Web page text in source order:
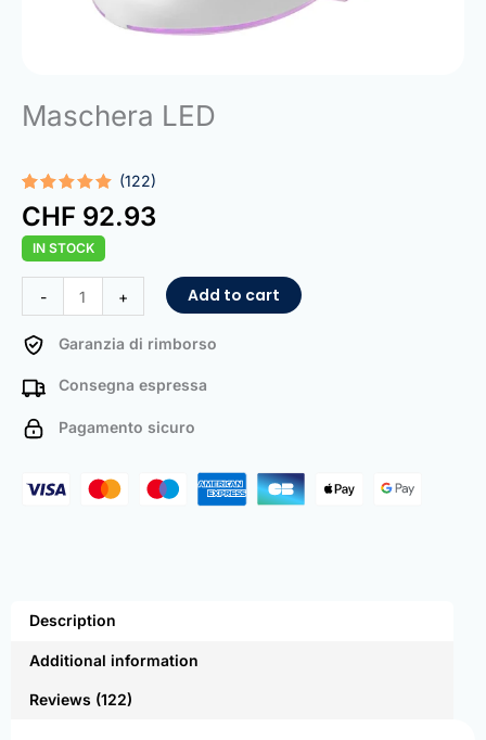
Maschera LED
Rated5.00
out of 5
based on
122
customer
ratings
(122)
CHF 92.93
IN STOCK
-
Mask
quantity
+ Add to cart
Garanzia di rimborso
Consegna espressa
Pagamento sicuro
Description
Additional information
Reviews (122)